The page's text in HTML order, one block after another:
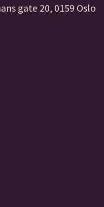
gate 20, 0159 Oslo